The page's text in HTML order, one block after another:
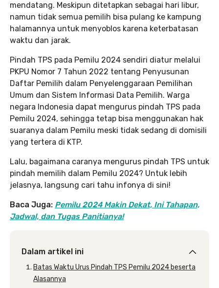
mendatang. Meskipun ditetapkan sebagai hari libur,
namun tidak semua pemilih bisa pulang ke kampung
halamannya untuk menyoblos karena keterbatasan
waktu dan jarak.
Pindah TPS pada Pemilu 2024 sendiri diatur melalui
PKPU Nomor 7 Tahun 2022 tentang Penyusunan
Daftar Pemilih dalam Penyelenggaraan Pemilihan
Umum dan Sistem Informasi Data Pemilih. Warga
negara Indonesia dapat mengurus pindah TPS pada
Pemilu 2024, sehingga tetap bisa menggunakan hak
suaranya dalam Pemilu meski tidak sedang di domisili
yang tertera di KTP.
Lalu, bagaimana caranya mengurus pindah TPS untuk
pindah memilih dalam Pemilu 2024? Untuk lebih
jelasnya, langsung cari tahu infonya di sini!
Baca Juga: Pemilu 2024 Makin Dekat, Ini Tahapan,
Jadwal, dan Tugas Panitianya!
Dalam artikel ini
Batas Waktu Urus Pindah TPS Pemilu 2024 beserta
Alasannya